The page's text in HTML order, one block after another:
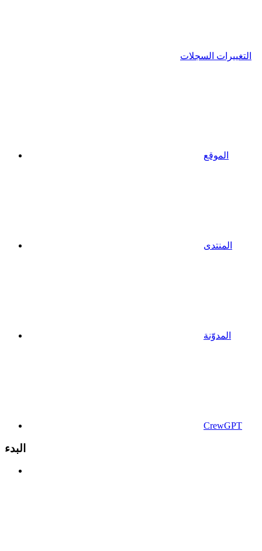
التغييرات السجلات
الموقع
المنتدى
المدوّنة
CrewGPT
البدء